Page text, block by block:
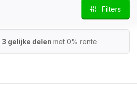
Filters
3 gelijke delen met 0% rente